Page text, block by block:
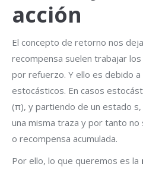
acción
El concepto de retorno nos
recompensa suelen trabajar
por refuerzo. Y ello es debido
estocásticos. En casos
(π), y partiendo de un estado
una misma traza y por tanto
o recompensa acumulada.
Por ello, lo que queremos es la